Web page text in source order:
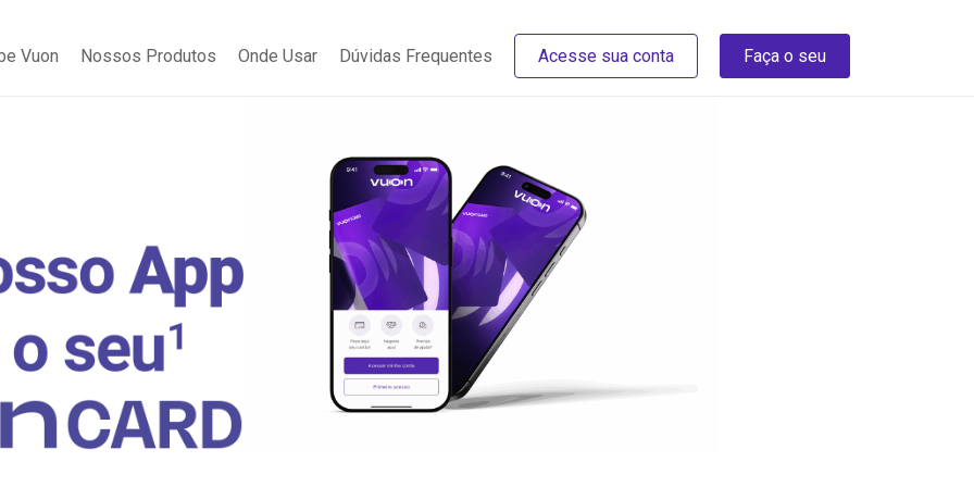
Vuon Nossos Produtos Onde Usar Dúvidas Frequentes Acesse sua conta Faça o seu